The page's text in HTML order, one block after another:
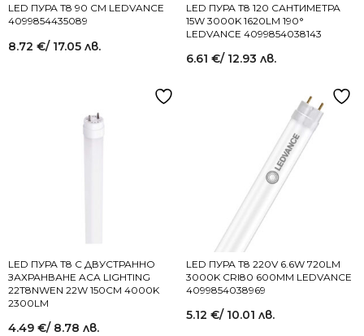
LED ПУРА T8 90 СМ LEDVANCE
4099854435089
8.72 €/ 17.05 лв.
LED ПУРА Т8 120 САНТИМЕТРА
15W 3000K 1620LM 190°
LEDVANCE 4099854038143
6.61 €/ 12.93 лв.
LED ПУРА T8 С ДВУСТРАННО
ЗАХРАНВАНЕ ACA LIGHTING
22T8NWEN 22W 150СМ 4000K
2300LM
4.49 €/ 8.78 лв.
LED ПУРА Т8 220V 6.6W 720LM
3000K CRI80 600MM LEDVANCE
4099854038969
5.12 €/ 10.01 лв.